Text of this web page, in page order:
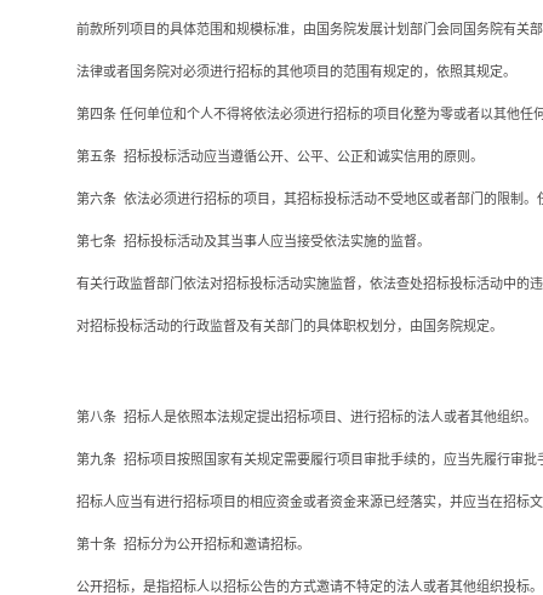
前款所列项目的具体范围和规模标准，由国务院发展计划部门会同国务院有关
法律或者国务院对必须进行招标的其他项目的范围有规定的，依照其规定。
第四条 任何单位和个人不得将依法必须进行招标的项目化整为零或者以其他任
第五条 招标投标活动应当遵循公开、公平、公正和诚实信用的原则。
第六条 依法必须进行招标的项目，其招标投标活动不受地区或者部门的限制
第七条 招标投标活动及其当事人应当接受依法实施的监督。
有关行政监督部门依法对招标投标活动实施监督，依法查处招标投标活动中的
对招标投标活动的行政监督及有关部门的具体职权划分，由国务院规定。
第八条 招标人是依照本法规定提出招标项目、进行招标的法人或者其他组织。
第九条 招标项目按照国家有关规定需要履行项目审批手续的，应当先履行审批
招标人应当有进行招标项目的相应资金或者资金来源已经落实，并应当在招标
第十条 招标分为公开招标和邀请招标。
公开招标，是指招标人以招标公告的方式邀请不特定的法人或者其他组织投标。